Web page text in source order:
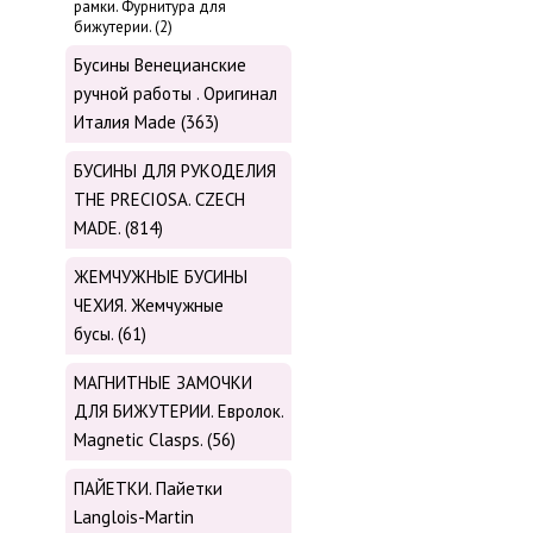
рамки. Фурнитура для
бижутерии. (2)
Бусины Венецианские
ручной работы . Оригинал
Италия Made (363)
БУСИНЫ ДЛЯ РУКОДЕЛИЯ
THE PRECIOSA. CZECH
MADE. (814)
ЖЕМЧУЖНЫЕ БУСИНЫ
ЧЕХИЯ. Жемчужные
бусы. (61)
МАГНИТНЫЕ ЗАМОЧКИ
ДЛЯ БИЖУТЕРИИ. Евролок.
Magnetic Сlasps. (56)
ПАЙЕТКИ. Пайетки
Langlois-Martin